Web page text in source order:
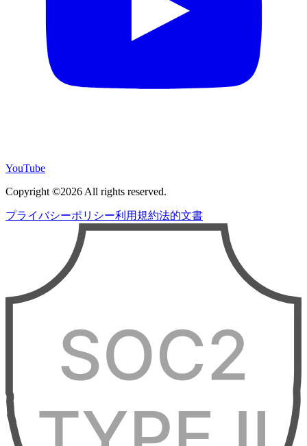
YouTube
Copyright ©2026 All rights reserved.
プライバシーポリシー利用規約法的文書